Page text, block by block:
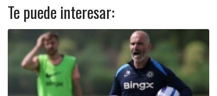
Te puede interesar: